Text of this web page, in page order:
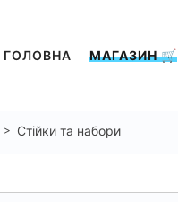
ГОЛОВНА МАГАЗИН 🛒
Стійки та набори